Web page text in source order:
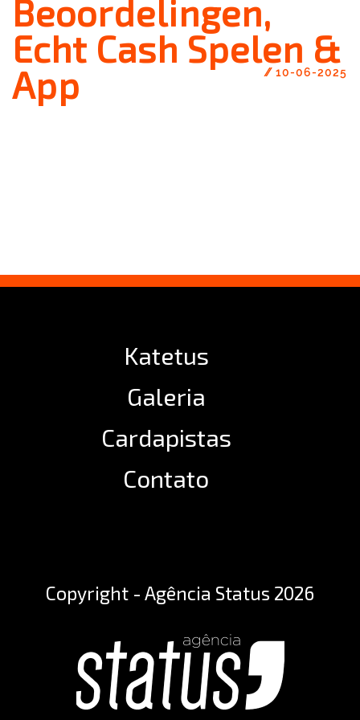
Beoordelingen,
Echt Cash Spelen &
App
// 10-06-2025
Katetus
Galeria
Cardapistas
Contato
Copyright - Agência Status 2026